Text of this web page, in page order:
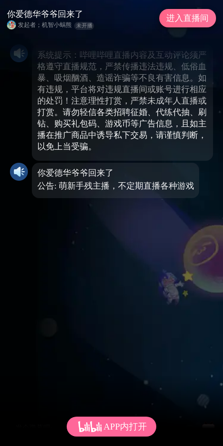
系统提示：哔哩哔哩直播内容及互动评论须严
格遵守直播规范，严禁传播违法违规、低俗血
暴、吸烟酗酒、造谣诈骗等不良有害信息。如
有违规，平台将对违规直播间或账号进行相应
的处罚！注意理性打赏，严禁未成年人直播或
打赏。请勿轻信各类招聘征婚、代练代抽、刷
钻、购买礼包码、游戏币等广告信息，且如主
播在推广商品中诱导私下交易，请谨慎判断，
以免上当受骗。
你爱德华爷爷回来了
公告: 萌新手残主播，不定期直播各种游戏
你爱德华爷爷回来了
发起者；机智小蜗熊 未开播
进入直播间
APP内打开